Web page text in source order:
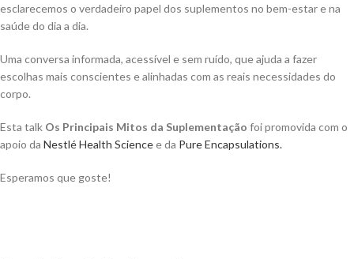
esclarecemos o verdadeiro papel dos suplementos no bem-estar e na
saúde do dia a dia.
Uma conversa informada, acessível e sem ruído, que ajuda a fazer
escolhas mais conscientes e alinhadas com as reais necessidades do
corpo.
Esta talk Os Principais Mitos da Suplementação foi promovida com o
apoio da Nestlé Health Sciencee da Pure Encapsulations.
Esperamos que goste!